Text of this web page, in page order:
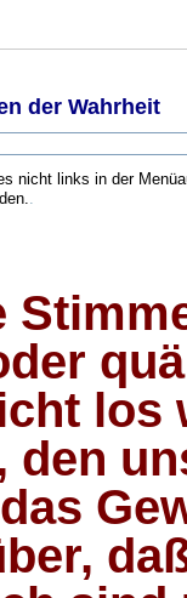
der Wahrheit
nicht links in der
.
los
den